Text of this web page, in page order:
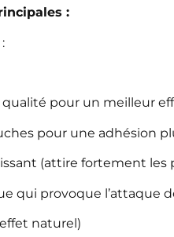
:
qualité pour un meilleur
pour une adhésion
(attire fortement les
qui provoque l’attaque
naturel)